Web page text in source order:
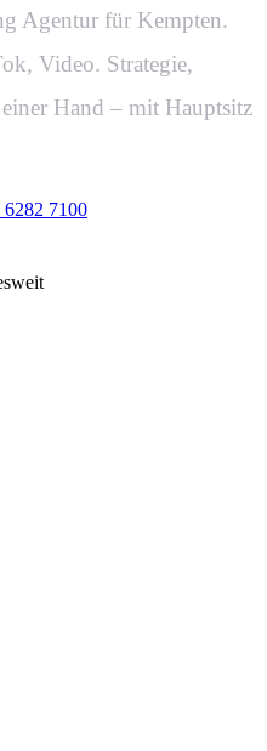
Agentur für Kempten.
Video. Strategie,
Hand – mit Hauptsitz
6282 7100